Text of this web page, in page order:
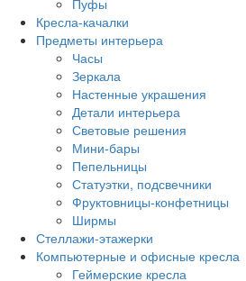
Пуфы
Кресла-качалки
Предметы интерьера
Часы
Зеркала
Настенные украшения
Детали интерьера
Световые решения
Мини-бары
Пепельницы
Статуэтки, подсвечники
Фруктовницы-конфетницы
Ширмы
Стеллажи-этажерки
Компьютерные и офисные кресла
Геймерские кресла